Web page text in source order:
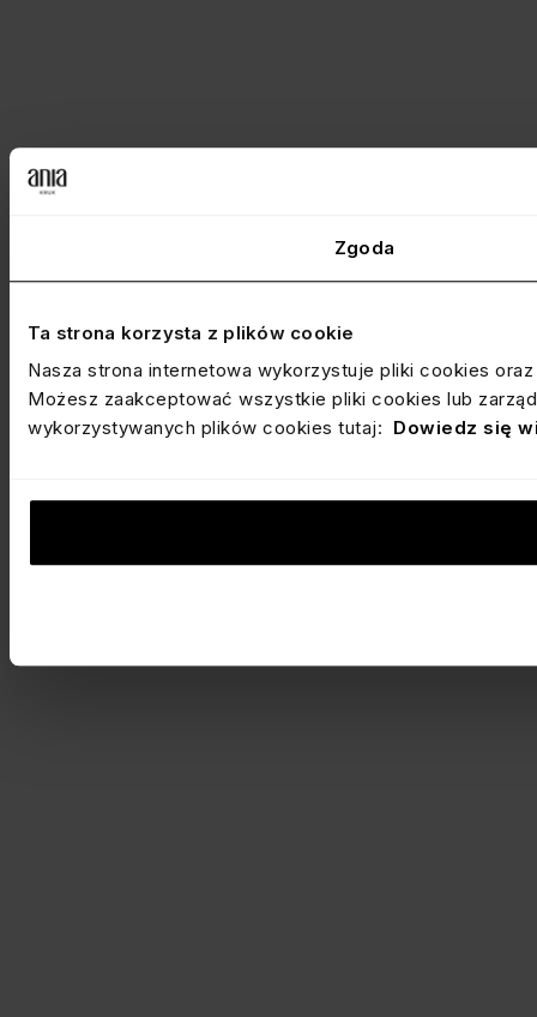
Zgoda
Ta strona korzysta z plików cookie
Nasza strona internetowa wykorzystuje pliki cookies
Możesz zaakceptować wszystkie pliki cookies lub
wykorzystywanych plików cookies tutaj: Dowiedz się